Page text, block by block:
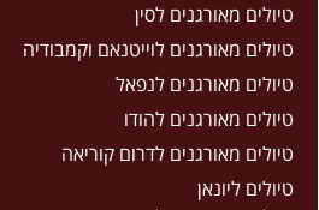
טיולים מאורגנים לסין
טיולים מאורגנים לוייטנאם וקמבודיה
טיולים מאורגנים לנפאל
טיולים מאורגנים להודו
טיולים מאורגנים לדרום קוריאה
טיולים ליונאן